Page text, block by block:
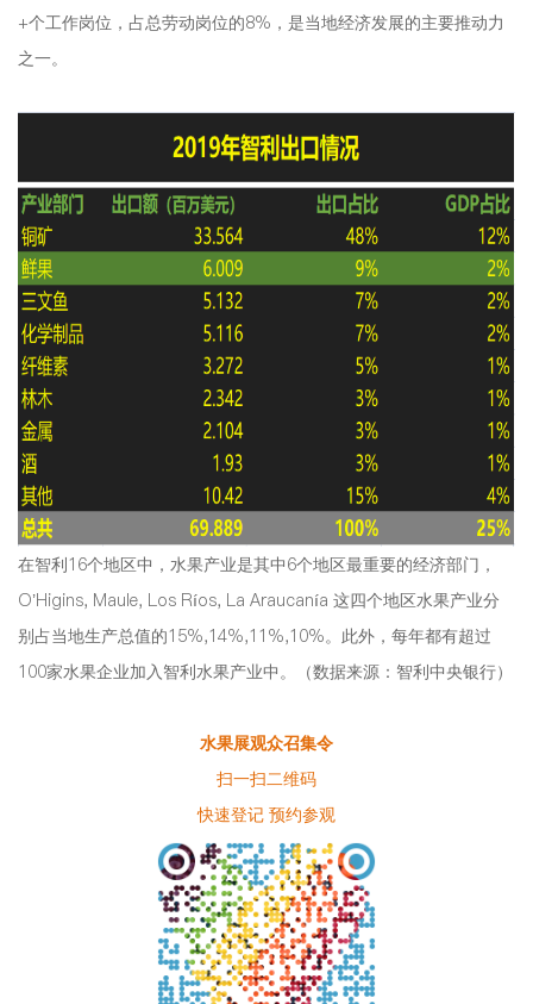
+个工作岗位，占总劳动岗位的8%，是当地经济发展的主要推动力
之一。
在智利16个地区中，水果产业是其中6个地区最重要的经济部门，
O’Higins, Maule, Los Ríos, La Araucanía 这四个地区水果产业分
别占当地生产总值的15%,14%,11%,10%。此外，每年都有超过
100家水果企业加入智利水果产业中。（数据来源：智利中央银行）
水果展观众召集令
扫一扫二维码
快速登记 预约参观